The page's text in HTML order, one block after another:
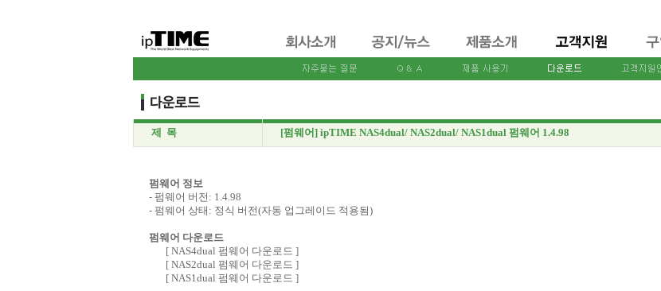
제 목 [펌웨어] ipTIME NAS4dual/ NAS2dual/ NAS1dual 펌웨어 1.4.98
펌웨어 정보
- 펌웨어 버전: 1.4.98
- 펌웨어 상태: 정식 버전(자동 업그레이드 적용됨)
펌웨어 다운로드
[ NAS4dual 펌웨어 다운로드 ]
[ NAS2dual 펌웨어 다운로드 ]
[ NAS1dual 펌웨어 다운로드 ]